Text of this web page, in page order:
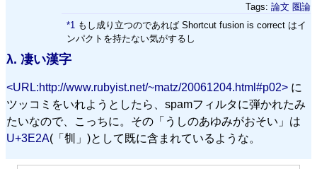
Tags: 論文 圏論
*1もし成り立つのであれば Shortcut fusion is correct はイ
ンパクトを持たない気がするし
λ. 凄い漢字
<URL:http://www.rubyist.net/~matz/20061204.html#p02> に
ツッコミをいれようとしたら、spamフィルタに弾かれたみ
たいなので、こっちに。その「うしのあゆみがおそい」は
U+3E2A(「㸪」)として既に含まれているような。